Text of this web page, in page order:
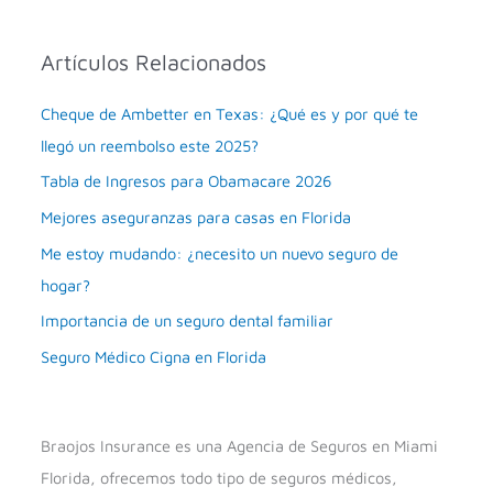
Artículos Relacionados
Cheque de Ambetter en Texas: ¿Qué es y por qué te
llegó un reembolso este 2025?
Tabla de Ingresos para Obamacare 2026
Mejores aseguranzas para casas en Florida
Me estoy mudando: ¿necesito un nuevo seguro de
hogar?
Importancia de un seguro dental familiar
Seguro Médico Cigna en Florida
Braojos Insurance es una Agencia de Seguros en Miami
Florida, ofrecemos todo tipo de seguros médicos,